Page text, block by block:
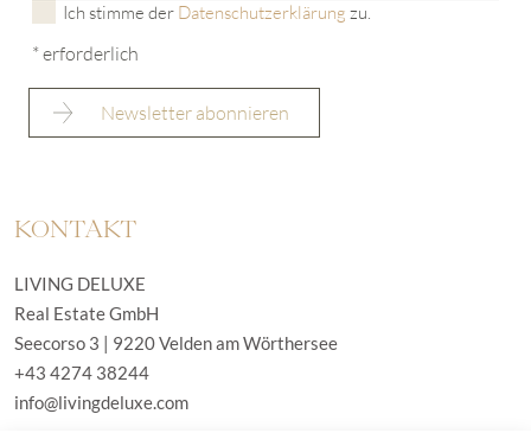
Ich stimme der Datenschutzerklärung zu.
* erforderlich
KONTAKT
LIVING DELUXE
Real Estate GmbH
Seecorso 3 | 9220 Velden am Wörthersee
+43 4274 38244
info@livingdeluxe.com